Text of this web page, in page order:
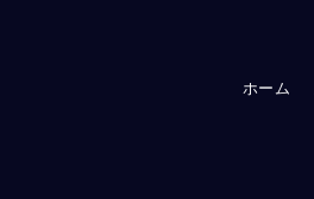
ホーム